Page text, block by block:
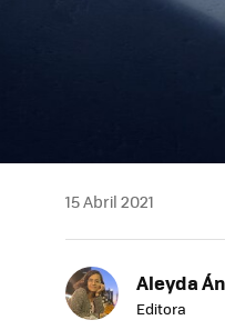
15 Abril 2021
Aleyda
Editora